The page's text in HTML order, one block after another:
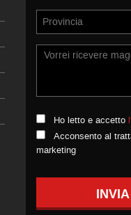
Ho letto e accetto
Acconsento al
marketing